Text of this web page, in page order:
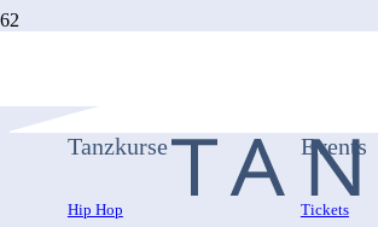
Tanzkurse
Hip Hop
Events
Tickets